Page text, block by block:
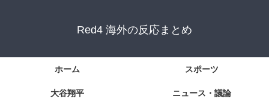
Red4 海外の反応まとめ
ホーム スポーツ
大谷翔平 ニュース・議論